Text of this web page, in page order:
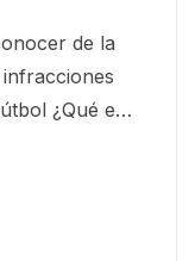
de la
¿Qué es